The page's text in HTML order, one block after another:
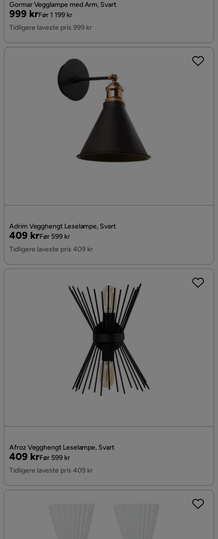
Gormar Vegglampe med Arm, Svart
Pris
999 kr
Original
Pris
Før 1 199 kr
Tidligere laveste pris 999 kr
Adrim Vegghengt Leselampe, Svart
Pris
409 kr
Original
Pris
Før 599 kr
Tidligere laveste pris 409 kr
Afroz Vegghengt Leselampe, Svart
Pris
409 kr
Original
Pris
Før 599 kr
Tidligere laveste pris 409 kr